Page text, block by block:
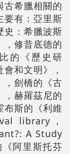
古希臘相關的
要有：亞里斯
史：希臘波斯
，修昔底德的
的《歷史研
和文明》，
，劍橋的《古
，赫羅茲尼的
布斯的《利維
library，
A Study
阿里斯托芬